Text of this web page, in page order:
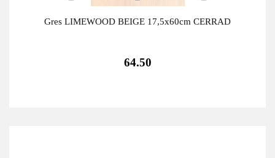
Gres LIMEWOOD BEIGE 17,5x60cm CERRAD
64.50